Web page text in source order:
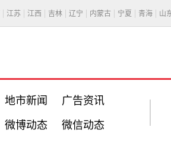
江苏 江西 吉林 辽宁 内蒙古 宁夏 青海 山
地市新闻 广告资讯
微博动态 微信动态